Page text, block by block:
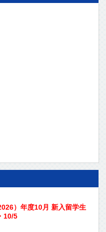
）年度10月 新入留学生
10/5